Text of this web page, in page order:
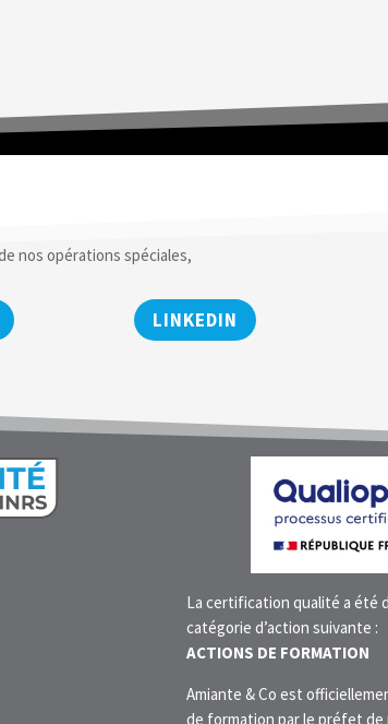
nos opérations spéciales,
LINKEDIN
La certification qualité a été
catégorie d’action suivante :
ACTIONS DE FORMATION
Amiante & Co est
de formation par le préfet de